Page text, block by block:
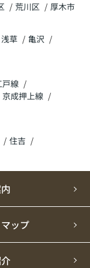
荒川区
厚木市
浅草
亀沢
戸線
京成押上線
住吉
ップ